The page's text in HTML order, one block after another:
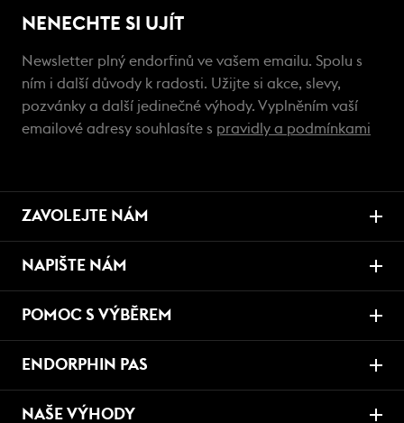
NENECHTE SI UJÍT
Newsletter plný endorfinů ve vašem emailu. Spolu s
ním i další důvody k radosti. Užijte si akce, slevy,
pozvánky a další jedinečné výhody. Vyplněním vaší
emailové adresy souhlasíte s pravidly a podmínkami
ZAVOLEJTE NÁM
NAPIŠTE NÁM
POMOC S VÝBĚREM
ENDORPHIN PAS
NAŠE VÝHODY